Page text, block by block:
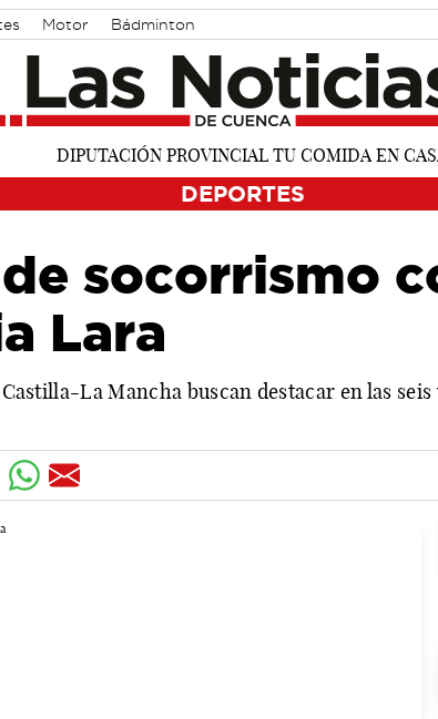
Motor Bádminton
DEPORTES
socorrismo
Lara
La Mancha buscan destacar en las